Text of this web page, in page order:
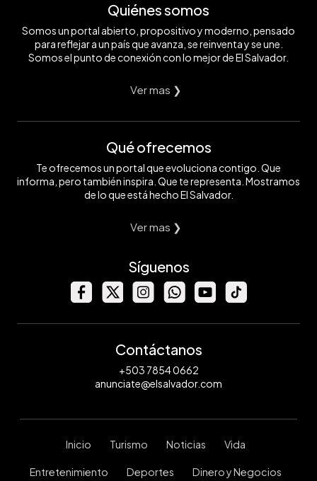
Quiénes somos
Somos un portal abierto, propositivo y moderno, pensado
para reflejar a un país que avanza, se reinventa y se une.
Somos el punto de conexión con lo mejor de El Salvador.
Ver mas ❯
Qué ofrecemos
Te ofrecemos un portal que evoluciona contigo. Que
informa, pero también inspira. Que te representa. Mostramos
de lo que está hecho El Salvador.
Ver mas ❯
Síguenos
Contáctanos
+503 7854 0662
anunciate@elsalvador.com
Inicio Turismo Noticias Vida
Entretenimiento Deportes Dinero y Negocios